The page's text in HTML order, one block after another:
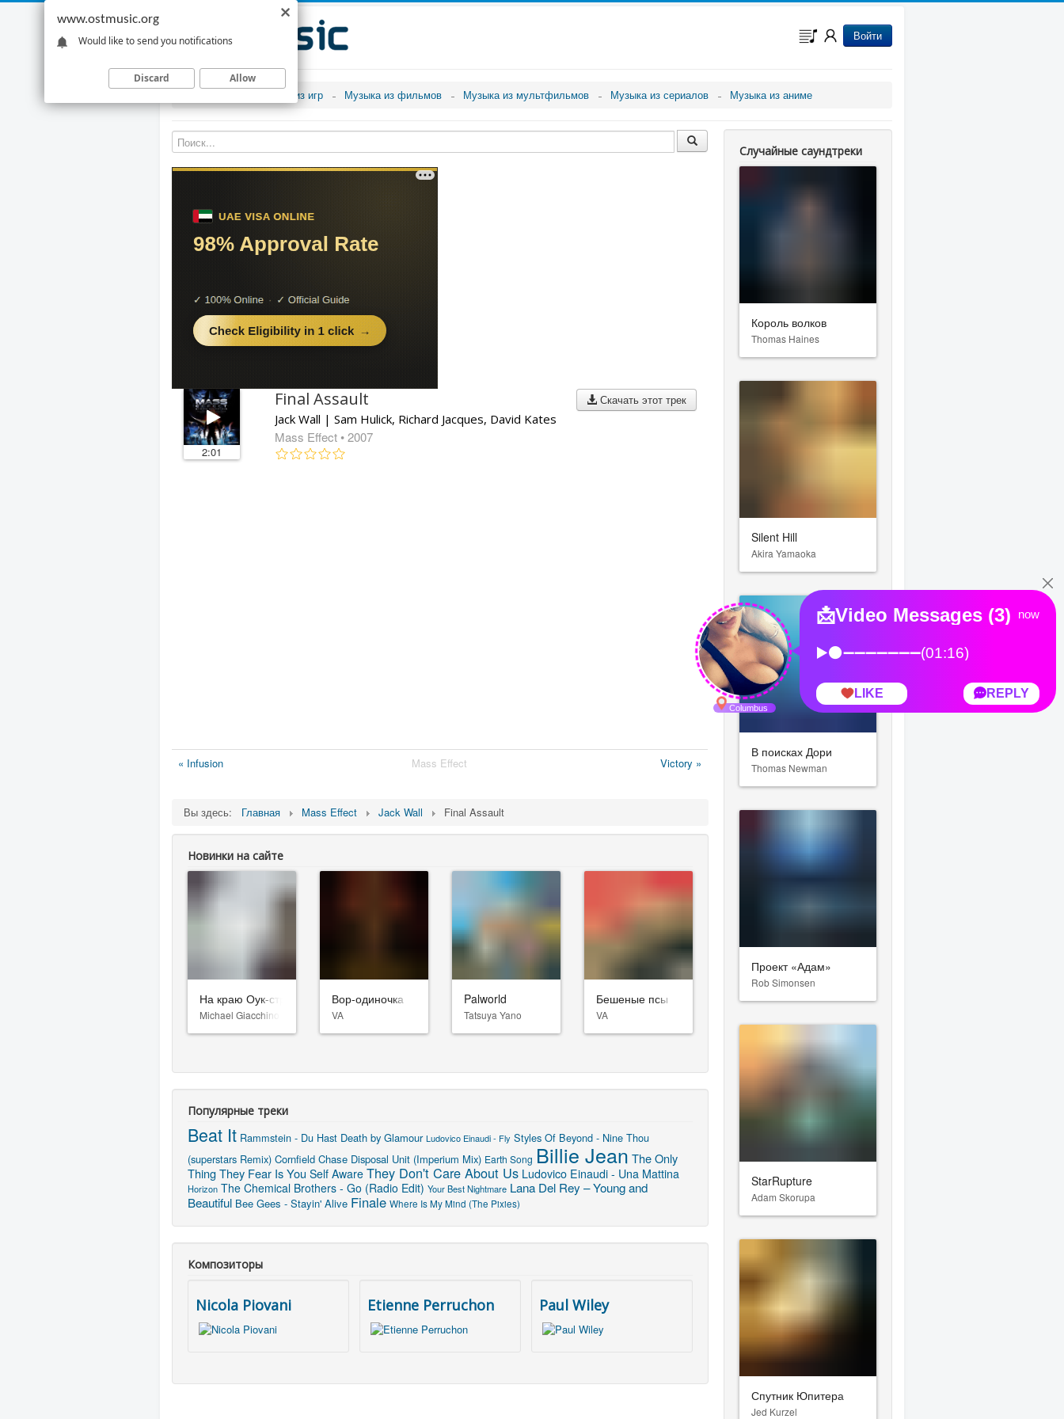
Войти
Музыка из игр Музыка из фильмов Музыка из мультфильмов Музыка из сериалов Музыка из аниме
2:01
Скачать этот трек
Final Assault
Jack Wall | Sam Hulick, Richard Jacques, David Kates
Mass Effect • 2007
« Infusion Mass Effect Victory »
Вы здесь: Главная Mass Effect Jack Wall Final Assault
Новинки на сайте
На краю Оук-стрит
Michael Giacchino
Вор-одиночка
VA
Palworld
Tatsuya Yano
Бешеные псы
VA
Популярные треки
Beat It Rammstein - Du Hast Death by Glamour Ludovico Einaudi - Fly Styles Of Beyond - Nine Thou
(superstars Remix) Cornfield Chase Disposal Unit (Imperium Mix) Earth Song Billie Jean The Only
Thing They Fear Is You Self Aware They Don't Care About Us Ludovico Einaudi - Una Mattina
Horizon The Chemical Brothers - Go (Radio Edit) Your Best Nightmare Lana Del Rey – Young and
Beautiful Bee Gees - Stayin' Alive Finale Where Is My Mind (The Pixies)
Композиторы
Nicola Piovani Etienne Perruchon Paul Wiley
Случайные саундтреки
Король волков
Thomas Haines
Silent Hill
Akira Yamaoka
В поисках Дори
Thomas Newman
Проект «Адам»
Rob Simonsen
StarRupture
Adam Skorupa
Спутник Юпитера
Jed Kurzel
www.ostmusic.org
Would like to send you notifications
Discard Allow